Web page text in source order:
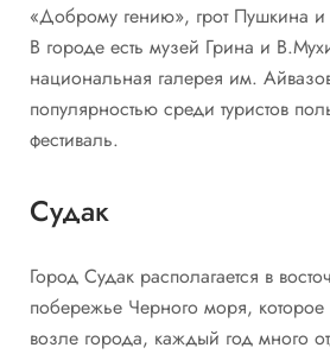
«Доброму гению», грот Пушкина
В городе есть музей Грина и
национальная галерея им.
популярностью среди туристов
фестиваль.
Судак
Город Судак располагается в
побережье Черного моря, которое
возле города, каждый год много